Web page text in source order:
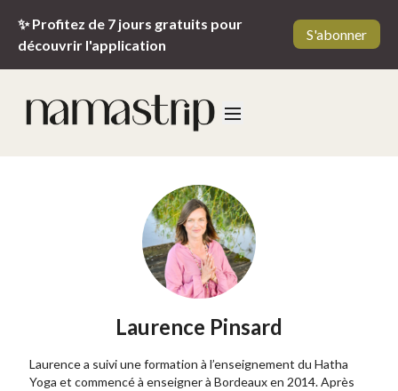
✨ Profitez de 7 jours gratuits pour
découvrir l'application
S'abonner
Laurence Pinsard
Laurence a suivi une formation à l’enseignement du Hatha
Yoga et commencé à enseigner à Bordeaux en 2014. Après